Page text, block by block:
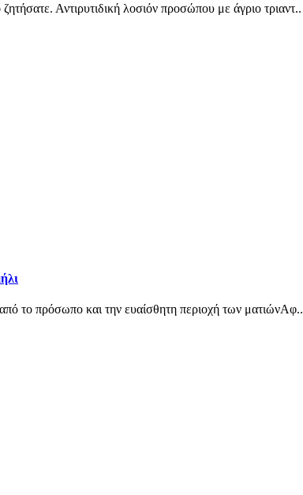
Αντιρυτιδική λοσιόν προσώπου με άγριο τριαντ..
το πρόσωπο και την ευαίσθητη περιοχή των ματιώνΑφ..